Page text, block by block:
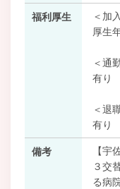
福利厚生
＜加
厚生
＜通
有り
＜退
有り
備考
【
３交
る病